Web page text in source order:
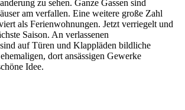
zu sehen. Ganze Gassen sind
am verfallen. Eine weitere große Zahl
als Ferienwohnungen. Jetzt verriegelt und
Saison. An verlassenen
auf Türen und Klappläden bildliche
dort ansässigen Gewerke
Idee.